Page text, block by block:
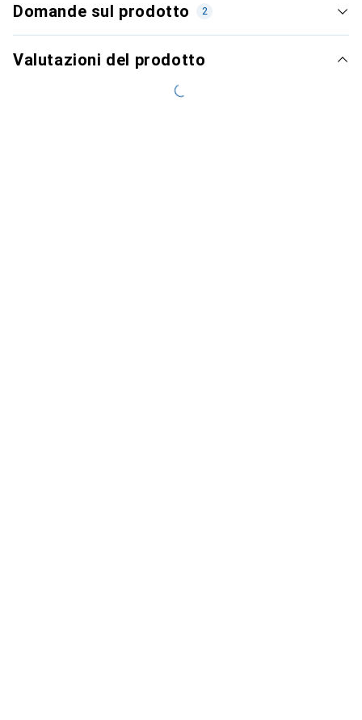
Domande sul prodotto 2
Valutazioni del prodotto